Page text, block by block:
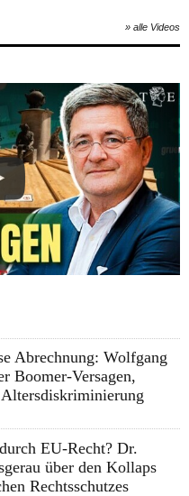
» alle Videos
Abrechnung: Wolfgang
Boomer-Versagen,
EU-Recht? Dr.
über den Kollaps
Rechtsschutzes